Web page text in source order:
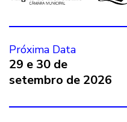
Próxima Data
29 e 30 de
setembro de 2026